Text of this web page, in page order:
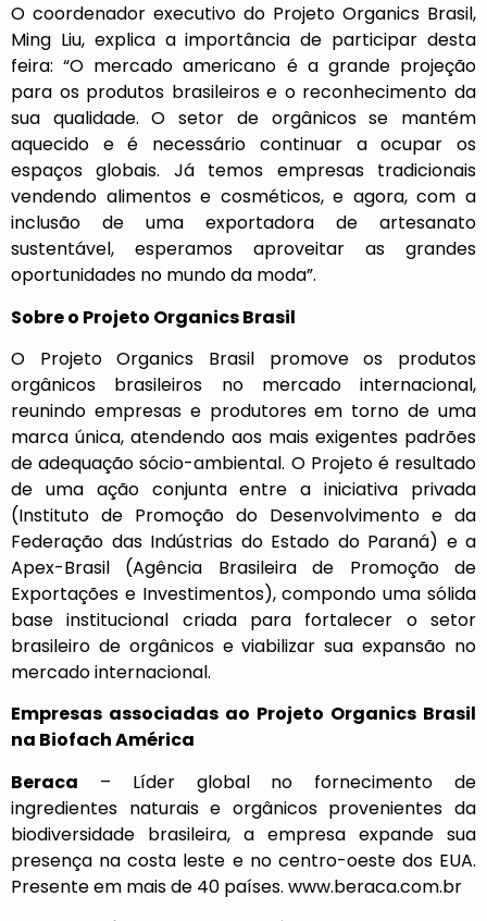
O coordenador executivo do Projeto Organics Brasil,
Ming Liu, explica a importância de participar desta
feira: “O mercado americano é a grande projeção
para os produtos brasileiros e o reconhecimento da
sua qualidade. O setor de orgânicos se mantém
aquecido e é necessário continuar a ocupar os
espaços globais. Já temos empresas tradicionais
vendendo alimentos e cosméticos, e agora, com a
inclusão de uma exportadora de artesanato
sustentável, esperamos aproveitar as grandes
oportunidades no mundo da moda”.
Sobre o Projeto Organics Brasil
O Projeto Organics Brasil promove os produtos
orgânicos brasileiros no mercado internacional,
reunindo empresas e produtores em torno de uma
marca única, atendendo aos mais exigentes padrões
de adequação sócio-ambiental. O Projeto é resultado
de uma ação conjunta entre a iniciativa privada
(Instituto de Promoção do Desenvolvimento e da
Federação das Indústrias do Estado do Paraná) e a
Apex-Brasil (Agência Brasileira de Promoção de
Exportações e Investimentos), compondo uma sólida
base institucional criada para fortalecer o setor
brasileiro de orgânicos e viabilizar sua expansão no
mercado internacional.
Empresas associadas ao Projeto Organics Brasil
na Biofach América
Beraca – Líder global no fornecimento de
ingredientes naturais e orgânicos provenientes da
biodiversidade brasileira, a empresa expande sua
presença na costa leste e no centro-oeste dos EUA.
Presente em mais de 40 países. www.beraca.com.br